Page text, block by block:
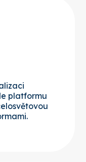
platformu